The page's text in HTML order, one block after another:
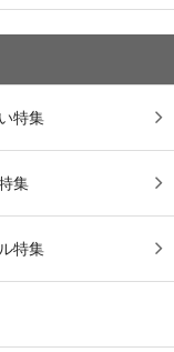
特集
集
特集